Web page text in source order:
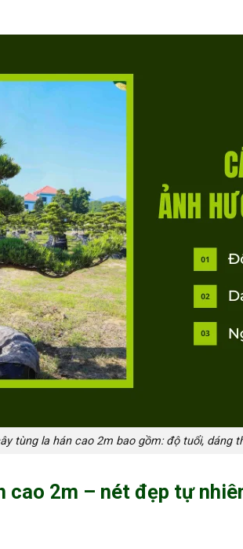
tùng la hán cao 2m bao gồm: độ tuổi, dáng
cao 2m – nét đẹp tự